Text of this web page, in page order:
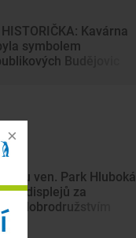
HISTORIČKA: Kavárna
symbolem
Budějovic
ven. Park Hluboká
od displejů za
dobrodružstvím